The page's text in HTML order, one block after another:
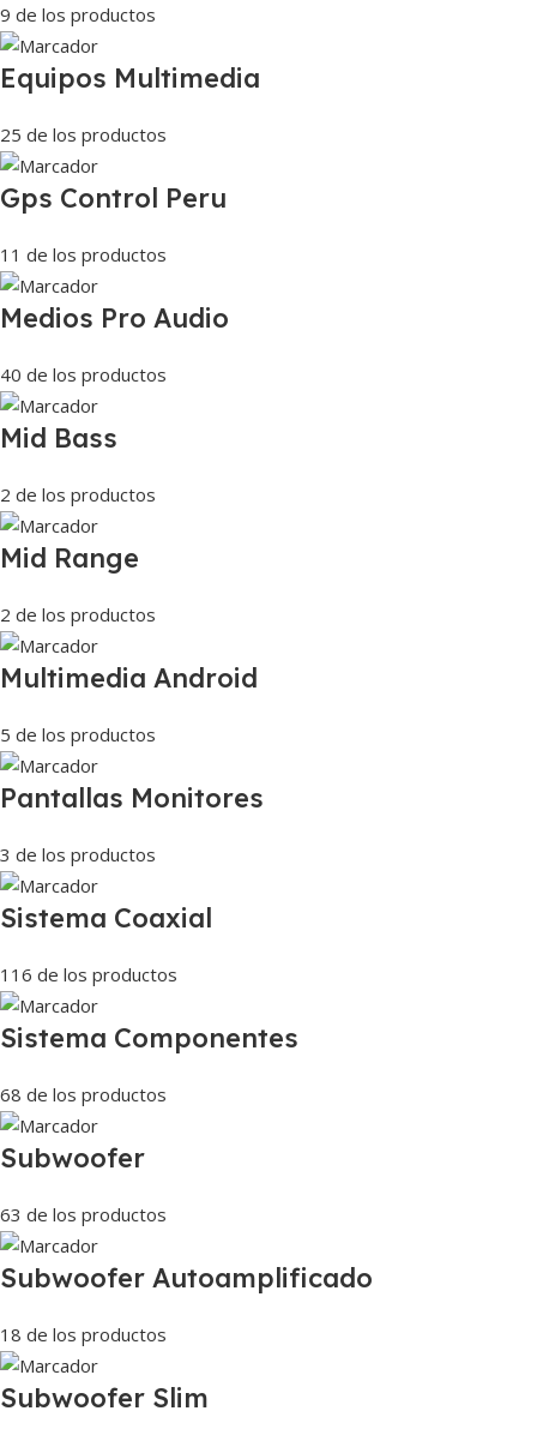
9 de los productos
Equipos Multimedia
25 de los productos
Gps Control Peru
11 de los productos
Medios Pro Audio
40 de los productos
Mid Bass
2 de los productos
Mid Range
2 de los productos
Multimedia Android
5 de los productos
Pantallas Monitores
3 de los productos
Sistema Coaxial
116 de los productos
Sistema Componentes
68 de los productos
Subwoofer
63 de los productos
Subwoofer Autoamplificado
18 de los productos
Subwoofer Slim